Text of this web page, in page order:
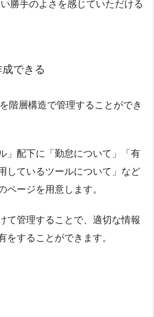
勝手のよさを感じていただける
できる
階層構造で管理することができ
」配下に「勤怠について」「有
しているツールについて」など
ージを用意します。
て管理することで、適切な情報
をすることができます。